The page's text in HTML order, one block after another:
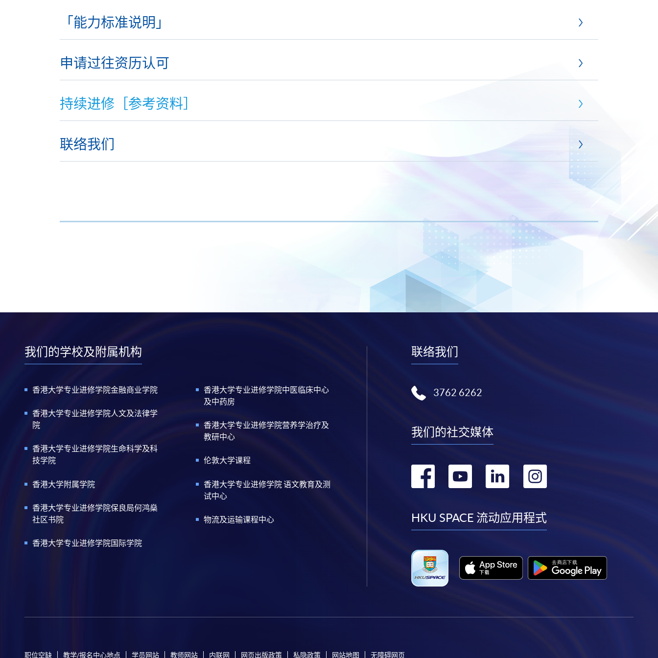
「能力标准说明」
申请过往资历认可
持续进修［参考资料］
联络我们
我们的学校及附属机构
香港大学专业进修学院金融商业学院
香港大学专业进修学院人文及法律学
院
香港大学专业进修学院生命科学及科
技学院
香港大学附属学院
香港大学专业进修学院保良局何鸿燊
社区书院
香港大学专业进修学院国际学院
香港大学专业进修学院中医临床中心
及中药房
香港大学专业进修学院营养学治疗及
教研中心
伦敦大学课程
香港大学专业进修学院 语文教育及测
试中心
物流及运输课程中心
联络我们
3762 6262
我们的社交媒体
转
facebook
转
youtube
转
linkedin
转
instagram
HKU SPACE 流动应用程式
职位空缺 教学/报名中心地点 学员网站 教师网站 内联网 网页出版政策 私隐政策 网站地图 无障碍网页